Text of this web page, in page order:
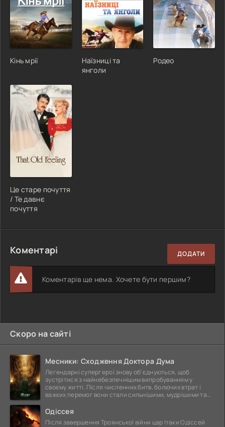
Кінь мрії
Наїзниці та
янголи
Родео
Це старе почуття
/ Те давнє
почуття
Коментарі ДОДАТИ
Коментарів ще нема. Хочете бути першим?
Скоро на сайті
Месники: Сходження Доктора Дума
Легендарні супергерої знову об'єднуються, щоб
зустрітися з найнебезпечнішим випробуванням у
своєму житті. Після численних битв, болючих втрат і
важких перемог вони стали сильнішими, мудрішими та
Одіссея
Після завершення Троянської війни цар Ітаки Одіссей